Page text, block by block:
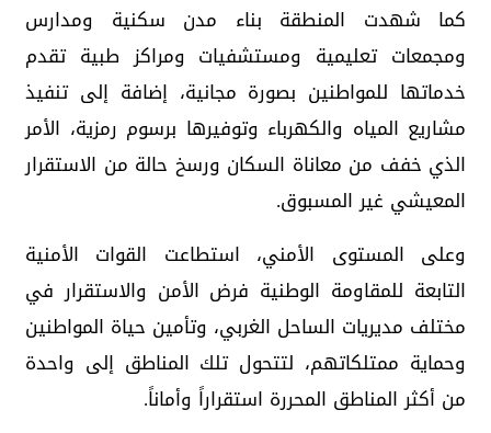
كما شهدت المنطقة بناء مدن سكنية ومدارس
ومجمعات تعليمية ومستشفيات ومراكز طبية تقدم
خدماتها للمواطنين بصورة مجانية، إضافة إلى تنفيذ
مشاريع المياه والكهرباء وتوفيرها برسوم رمزية، الأمر
الذي خفف من معاناة السكان ورسخ حالة من الاستقرار
المعيشي غير المسبوق.
وعلى المستوى الأمني، استطاعت القوات الأمنية
التابعة للمقاومة الوطنية فرض الأمن والاستقرار في
مختلف مديريات الساحل الغربي، وتأمين حياة المواطنين
وحماية ممتلكاتهم، لتتحول تلك المناطق إلى واحدة
من أكثر المناطق المحررة استقراراً وأماناً.